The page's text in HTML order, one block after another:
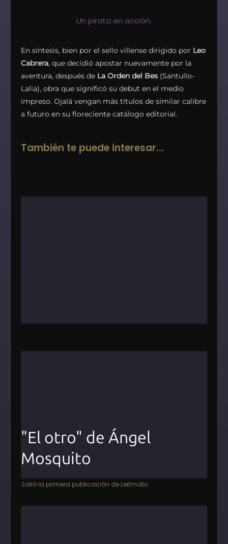
Un pirata en acción.
En síntesis, bien por el sello villense dirigido por Leo
Cabrera, que decidió apostar nuevamente por la
aventura, después de La Orden del Bes (Santullo-
Lalia), obra que significó su debut en el medio
impreso. Ojalá vengan más títulos de similar calibre
a futuro en su floreciente catálogo editorial.
"El otro" de Ángel
Mosquito
Salió la primera publicación de Leitmotiv.